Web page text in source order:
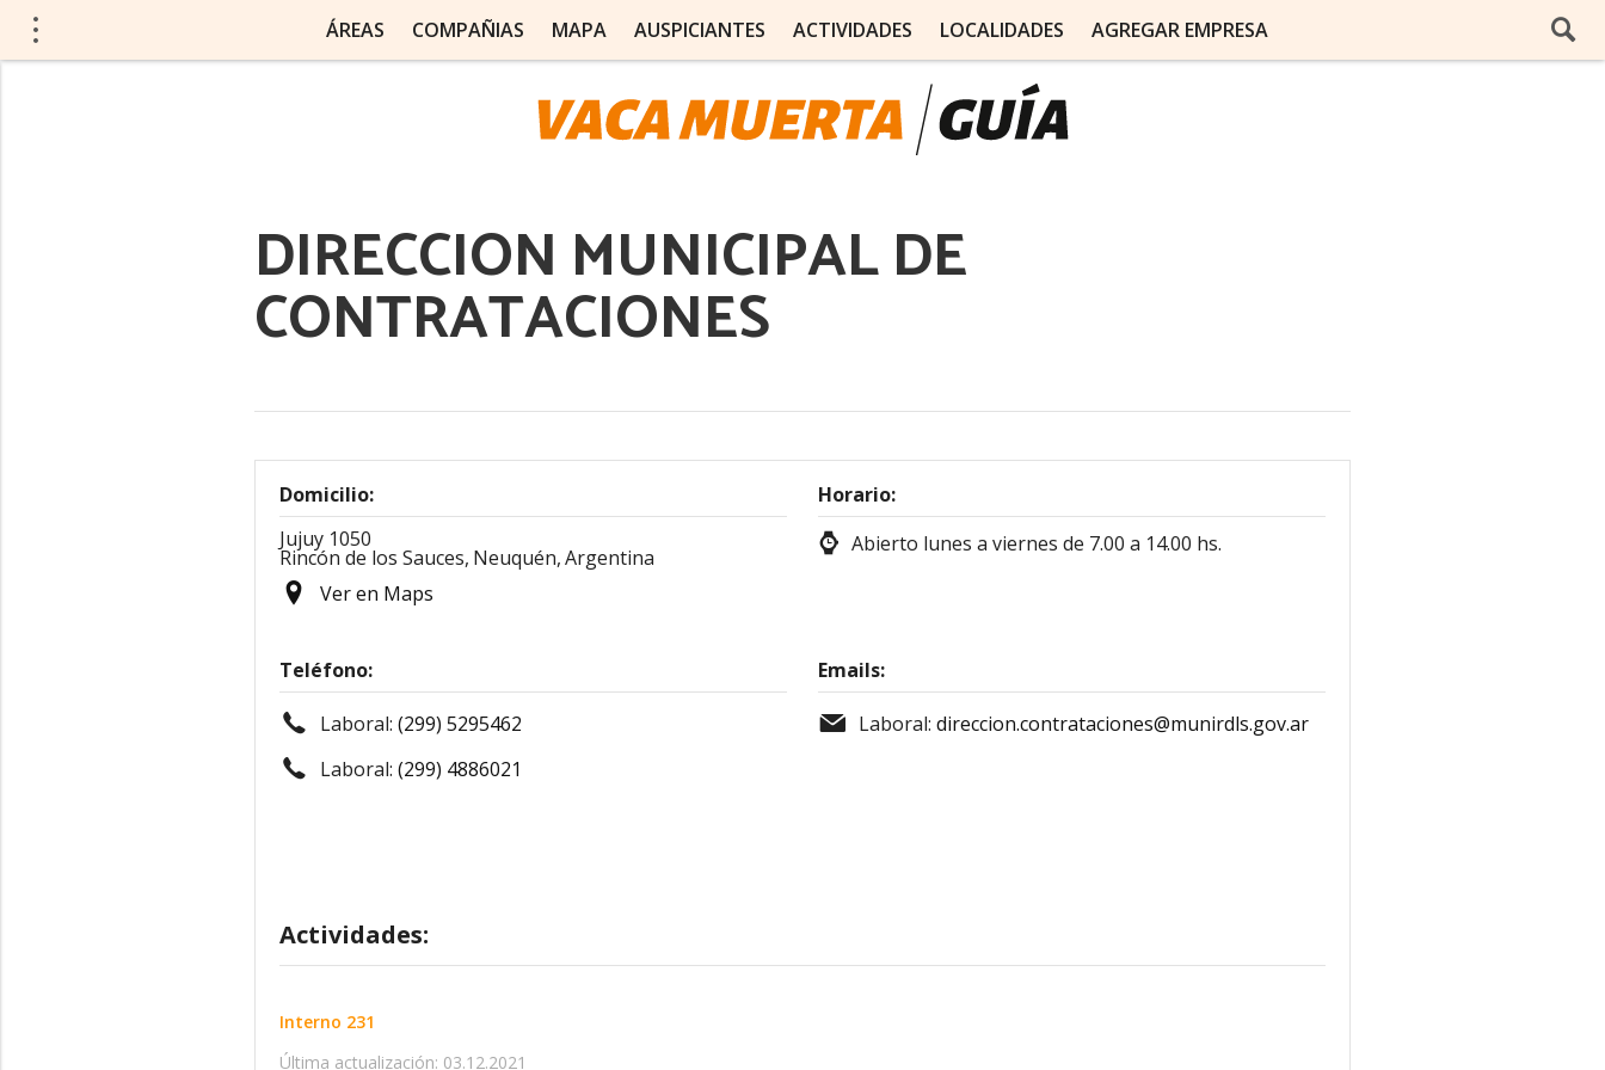
ÁREAS COMPAÑIAS MAPA AUSPICIANTES ACTIVIDADES LOCALIDADES AGREGAR EMPRESA
DIRECCION MUNICIPAL DE
CONTRATACIONES
Domicilio:
Jujuy 1050
Rincón de los Sauces, Neuquén,Argentina
Ver en Maps
Horario:
Abierto lunes a viernes de 7.00 a 14.00 hs.
Teléfono:
Laboral: (299) 5295462
Laboral: (299) 4886021
Emails:
Laboral: direccion.contrataciones@munirdls.gov.ar
Actividades:
Interno 231
Última actualización: 03.12.2021